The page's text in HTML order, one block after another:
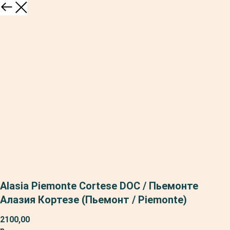
Alasia Piemonte Cortese DOC / Пьемонте
Алазия Кортезе (Пьемонт / Piemonte)
2100,00